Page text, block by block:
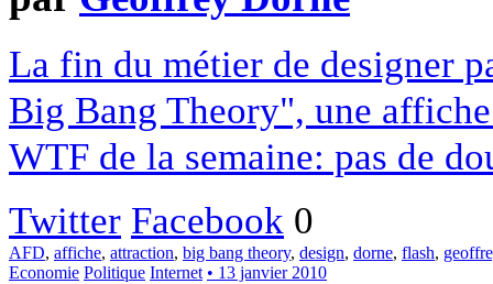
La fin du métier de designer
Big Bang Theory", une
WTF de la semaine: pas de
Twitter Facebook 0
AFD, affiche, attraction, big bang theory, design, dorne, flash,
Economie Politique Internet • 13 janvier 2010